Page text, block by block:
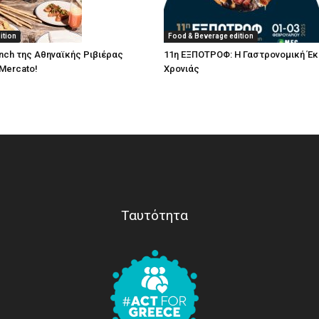
της Αθηναϊκής Ριβιέρας
Food & Beverage edition
11η ΕΞΠΟΤΡΟΦ: Η Γαστρονομική
Χρονιάς
Ταυτότητα